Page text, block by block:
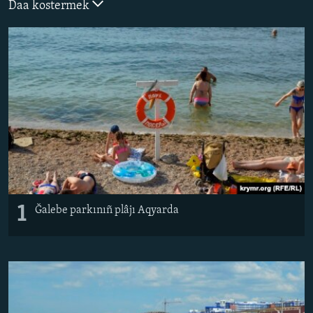
Русский
Українською
QOŞULIÑIZ!
RFE/RS bütün saytları
Daa kostermek
1 Ğalebe parkınıñ plâjı Aqyarda